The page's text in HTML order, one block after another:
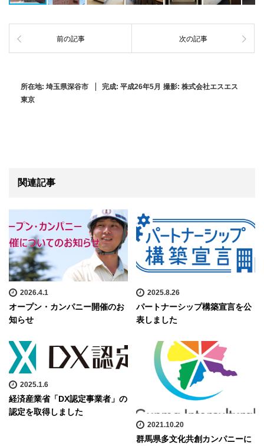
前の記事 次の記事
所在地: 埼玉県深谷市 完成: 平成26年5月 撮影: 株式会社エスエス
東京
関連記事
2026.4.1
オープン・カンパニー開催のお
知らせ
2025.8.26
パートナーシップ構築宣言を公
表しました
2025.1.6
経済産業省「DX認定事業者」の
認定を取得しました
2021.10.20
群馬県多文化共創カンパニーに